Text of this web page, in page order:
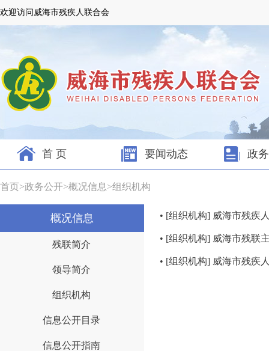
欢迎访问威海市残疾人联合会
首 页 要闻动态 政
首页>政务公开>概况信息>组织机构
概况信息
残联简介
领导简介
组织机构
信息公开目录
信息公开指南
• [组织机构] 威海市残疾
• [组织机构] 威海市残联
• [组织机构] 威海市残疾